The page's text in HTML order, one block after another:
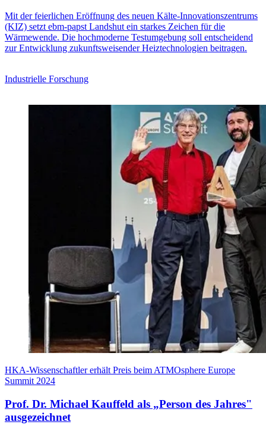
Mit der feierlichen Eröffnung des neuen Kälte-Innovationszentrums
(KIZ) setzt ebm‑papst Landshut ein starkes Zeichen für die
Wärmewende. Die hochmoderne Testumgebung soll entscheidend
zur Entwicklung zukunftsweisender Heiztechnologien beitragen.
Industrielle Forschung
HKA-Wissenschaftler erhält Preis beim ATMOsphere Europe
Summit 2024
Prof. Dr. Michael Kauffeld als „Person des Jahres"
ausgezeichnet